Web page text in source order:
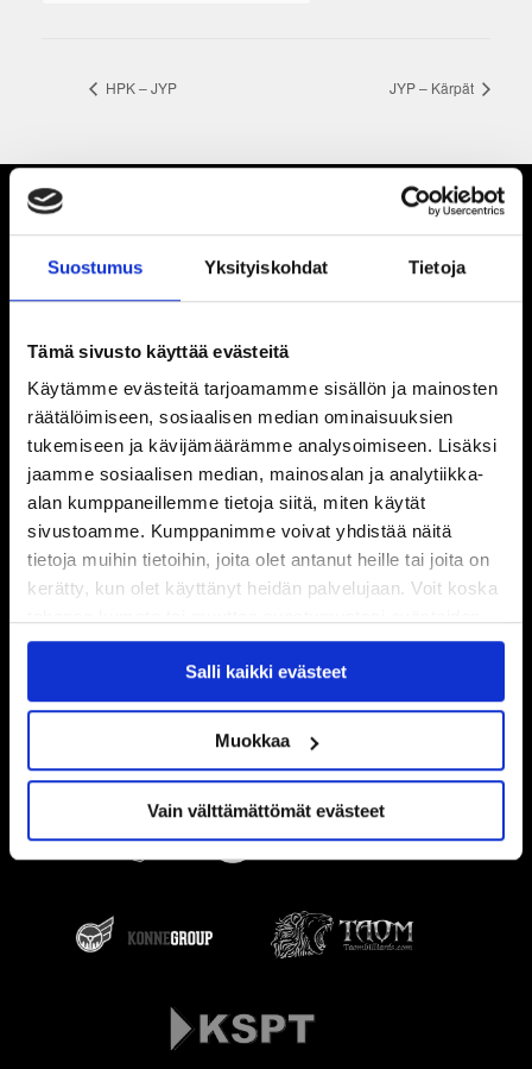
Suostumus Yksityiskohdat Tietoja
Tämä sivusto käyttää evästeitä
Käytämme evästeitä tarjoamamme sisällön ja mainosten
räätälöimiseen, sosiaalisen median ominaisuuksien
tukemiseen ja kävijämäärämme analysoimiseen. Lisäksi
jaamme sosiaalisen median, mainosalan ja analytiikka-
alan kumppaneillemme tietoja siitä, miten käytät
sivustoamme. Kumppanimme voivat yhdistää näitä
tietoja muihin tietoihin, joita olet antanut heille tai joita on
kerätty, kun olet käyttänyt heidän palvelujaan. Voit koska
käytöstäEvästeet-sivultamme.
Salli kaikki evästeet
Muokkaa
Vain välttämättömät evästeet
HPK – JYP JYP – Kärpät